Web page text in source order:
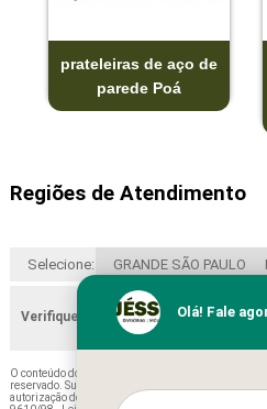
prateleiras de aço de
parede Poá
Regiões de Atendimento
Selecione: GRANDE SÃO PAULO
Verifique as regiões que atendemos
O conteúdo do texto "
reservado. Sua reprodução, parcial ou total,
autorização do autor. Crime de violação de direito
Olá! Fale